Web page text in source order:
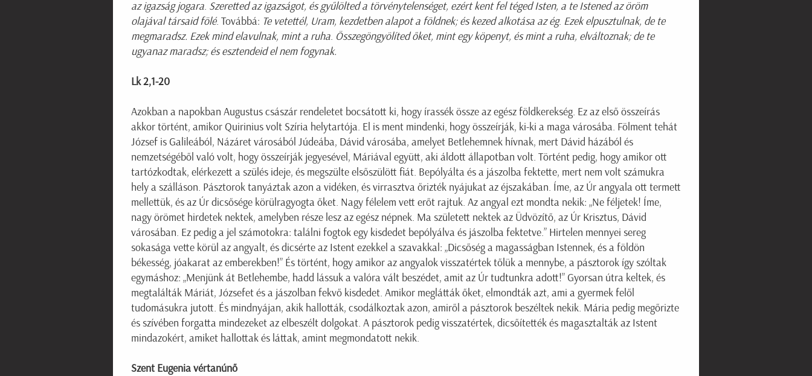
az igazság jogara. Szeretted az igazságot, és gyűlölted a törvénytelenséget, ezért kent fel téged Isten, a te Istened az öröm
olajával társaid fölé. Továbbá: Te vetettél, Uram, kezdetben alapot a földnek; és kezed alkotása az ég. Ezek elpusztulnak, de te
megmaradsz. Ezek mind elavulnak, mint a ruha. Összegöngyölíted őket, mint egy köpenyt, és mint a ruha, elváltoznak; de te
ugyanaz maradsz; és esztendeid el nem fogynak.
Lk 2,1-20
Azokban a napokban Augustus császár rendeletet bocsátott ki, hogy írassék össze az egész földkerekség. Ez az első összeírás
akkor történt, amikor Quirinius volt Szíria helytartója. El is ment mindenki, hogy összeírják, ki-ki a maga városába. Fölment tehát
József is Galileából, Názáret városából Júdeába, Dávid városába, amelyet Betlehemnek hívnak, mert Dávid házából és
nemzetségéből való volt, hogy összeírják jegyesével, Máriával együtt, aki áldott állapotban volt. Történt pedig, hogy amikor ott
tartózkodtak, elérkezett a szülés ideje, és megszülte elsőszülött fiát. Bepólyálta és a jászolba fektette, mert nem volt számukra
hely a szálláson. Pásztorok tanyáztak azon a vidéken, és virrasztva őrizték nyájukat az éjszakában. Íme, az Úr angyala ott termett
mellettük, és az Úr dicsősége körülragyogta őket. Nagy félelem vett erőt rajtuk. Az angyal ezt mondta nekik: „Ne féljetek! Íme,
nagy örömet hirdetek nektek, amelyben része lesz az egész népnek. Ma született nektek az Üdvözítő, az Úr Krisztus, Dávid
városában. Ez pedig a jel számotokra: találni fogtok egy kisdedet bepólyálva és jászolba fektetve.” Hirtelen mennyei sereg
sokasága vette körül az angyalt, és dicsérte az Istent ezekkel a szavakkal: „Dicsőség a magasságban Istennek, és a földön
békesség, jóakarat az emberekben!” És történt, hogy amikor az angyalok visszatértek tőlük a mennybe, a pásztorok így szóltak
egymáshoz: „Menjünk át Betlehembe, hadd lássuk a valóra vált beszédet, amit az Úr tudtunkra adott!” Gyorsan útra keltek, és
megtalálták Máriát, Józsefet és a jászolban fekvő kisdedet. Amikor meglátták őket, elmondták azt, ami a gyermek felől
tudomásukra jutott. És mindnyájan, akik hallották, csodálkoztak azon, amiről a pásztorok beszéltek nekik. Mária pedig megőrizte
és szívében forgatta mindezeket az elbeszélt dolgokat. A pásztorok pedig visszatértek, dicsőítették és magasztalták az Istent
mindazokért, amiket hallottak és láttak, amint megmondatott nekik.
Szent Eugenia vértanúnő